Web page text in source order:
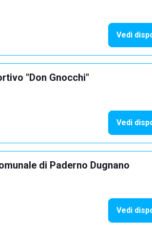
Vedi
"Don Gnocchi"
Vedi
di Paderno Dugnano
Vedi